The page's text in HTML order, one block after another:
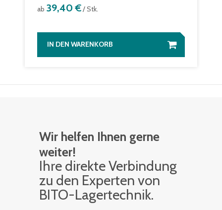
ab 39,40 €/ Stk.
IN DEN WARENKORB
Wir helfen Ihnen gerne
weiter!
Ihre di­rek­te Ver­bin­dung
zu den Ex­per­ten von
BITO-La­ger­tech­nik.